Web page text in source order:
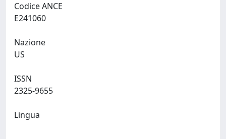
Codice ANCE
Nazione
ISSN
Lingua